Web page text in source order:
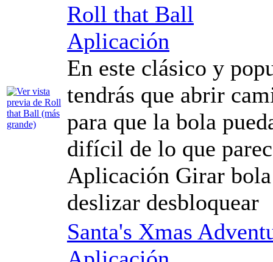
Roll that Ball
Aplicación
En este clásico y
tendrás que abrir
para que la bola
difícil de lo que
Aplicación Girar
deslizar desbloquear
Santa's Xmas